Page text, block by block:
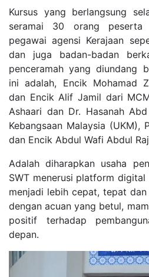
Kursus yang berlangsung
seramai 30 orang
pegawai agensi Kerajaan
dan juga badan-badan
penceramah yang diundang
ini adalah, Encik Mohamad
dan Encik Alif Jamil dari
Ashaari dan Dr. Hasanah
Kebangsaan Malaysia (UKM),
dan Encik Abdul Wafi Abdul
Adalah diharapkan usaha
SWT menerusi platform
menjadi lebih cepat, tepat
dengan acuan yang betul,
positif terhadap
depan.